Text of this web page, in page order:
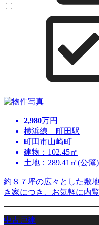
2,980万円
横浜線 町田駅
町田市山崎町
建物：102.45㎡
土地：289.41㎡(公簿)
約８７坪の広々とした敷
き家につき、お気軽に内
中古戸建